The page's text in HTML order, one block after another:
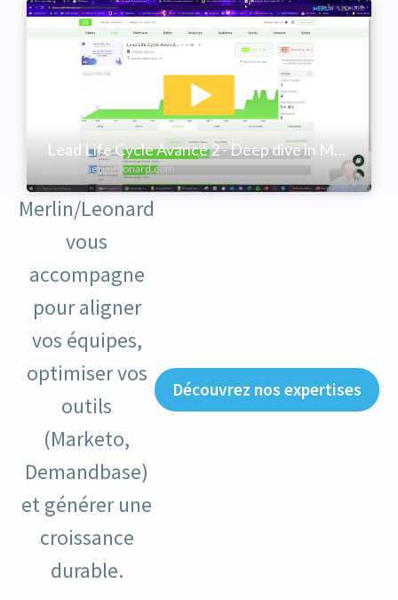
Merlin/Leonard
vous
accompagne
pour aligner
vos équipes,
optimiser vos
outils
(Marketo,
Demandbase)
et générer une
croissance
durable.
Découvrez nos expertises